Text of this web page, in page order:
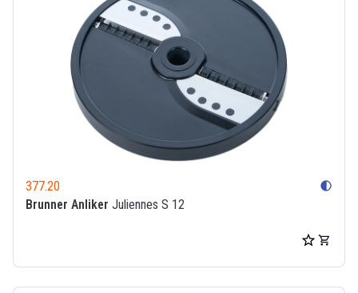
377.20 contrast
Brunner Anliker Juliennes S 12